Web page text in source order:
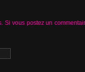
Si vous postez un